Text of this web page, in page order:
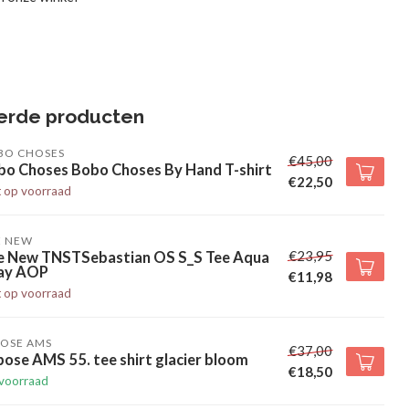
producten
CHOSES
Choses Bobo Choses By Hand T-shirt
op voorraad
€45,00
€22,50
NEW
New TNSTSebastian OS S_S Tee Aqua
AOP
op voorraad
€23,95
€11,98
AMS
AMS 55. tee shirt glacier bloom
€37,00
€18,50